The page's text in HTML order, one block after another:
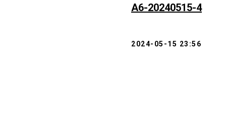
А6-20240515-4
2024-05-15 23:56